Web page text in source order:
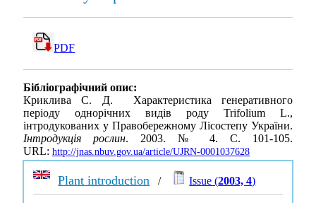
PDF
Бібліографічний опис:
Криклива С. Д. Характеристика генеративного
періоду однорічних видів роду Trifolium L.,
інтродукованих у Правобережному Лісостепу України.
Інтродукція рослин. 2003. № 4. С. 101-105.
URL: http://jnas.nbuv.gov.ua/article/UJRN-0001037628
Plant introduction / Issue (2003, 4)